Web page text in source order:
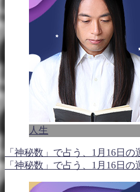
人生
「神秘数」で占う、1月16日の
「神秘数」で占う、1月16日